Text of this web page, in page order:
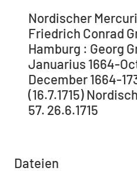
Nordischer
Friedrich Conrad
Hamburg : Georg
Januarius 1664-
December 1664-
(16.7.1715)
57. 26.6.1715
Dateien